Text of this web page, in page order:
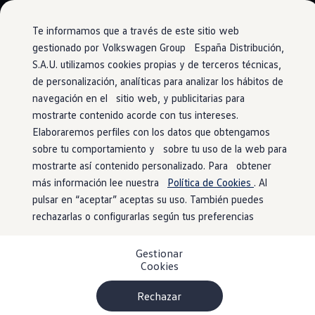
Te informamos que a través de este sitio web
gestionado por Volkswagen Group España Distribución,
S.A.U. utilizamos cookies propias y de terceros técnicas,
de personalización, analíticas para analizar los hábitos de
navegación en el sitio web, y publicitarias para
mostrarte contenido acorde con tus intereses.
Elaboraremos perfiles con los datos que obtengamos
sobre tu comportamiento y sobre tu uso de la web para
mostrarte así contenido personalizado. Para obtener
más información lee nuestra Política de Cookies . Al
pulsar en “aceptar” aceptas su uso. También puedes
rechazarlas o configurarlas según tus preferencias
Rechazar
Gestionar
Cookies
Ir
directamente
al contenido
Ir
directamente
al pie de
página
ComercialesConoce todos los modelos
Configura todos los modelos
Ver todos los modelos
Ver todos los modelos
Soluciones estandarizadas
Campers
Ofertas y stock
Ofertas para profesionales
Volkswagen nuevo en stock
Volkswagen de ocasión en stock
Ofertas para particulares
Volkswagen nuevo en stock
Volkswagen de ocasión
Eléctricos e híbridos
Simulador de autonomía
Simulador de carga
Ventajas para profesionales
Ventajas para particulares
Profesionales
My Leasing
Información
Devolución y reciclajede
baterías